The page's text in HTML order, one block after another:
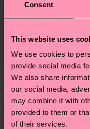
Consent
This website uses
We use cookies to
provide social media
We also share
our social media,
may combine it with
provided to them or
of their services.
Lieferkette, die
richtige Pflege von
Weitere
findest du auf
Die Lieferzeit hängt
.
deine Bestellung
dass es sich
und die genaue
deinem Land
Ähnliche muster
Neuheit